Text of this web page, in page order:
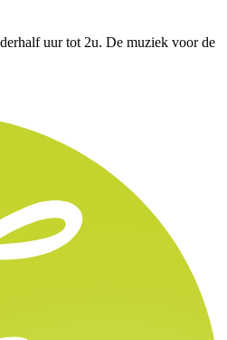
uur tot 2u. De muziek voor de